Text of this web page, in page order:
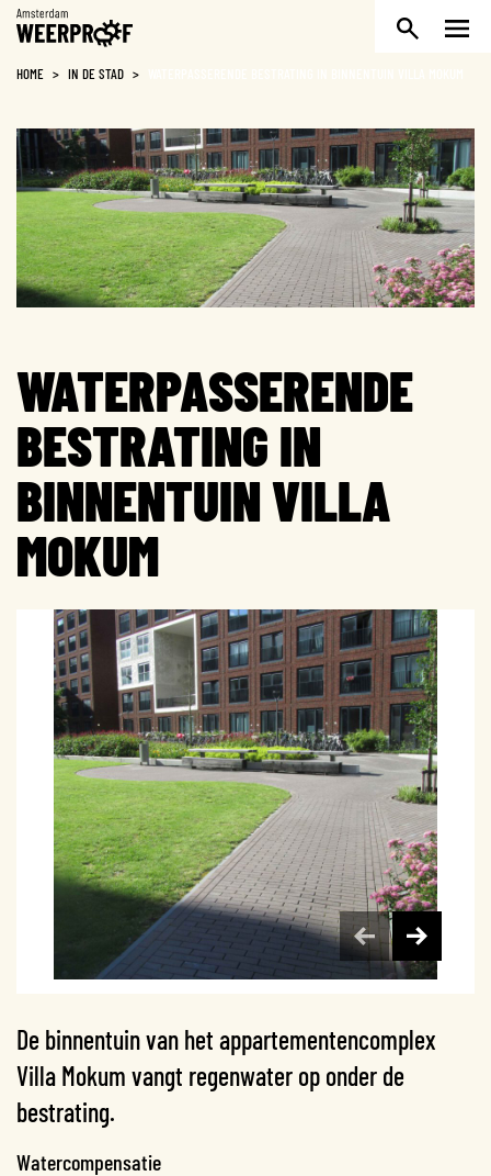
Weerproof
HOME > IN DE STAD >
WATERPASSERENDE
BESTRATING IN
BINNENTUIN VILLA
MOKUM
De binnentuin van het appartementencomplex
Villa Mokum vangt regenwater op onder de
bestrating.
Watercompensatie